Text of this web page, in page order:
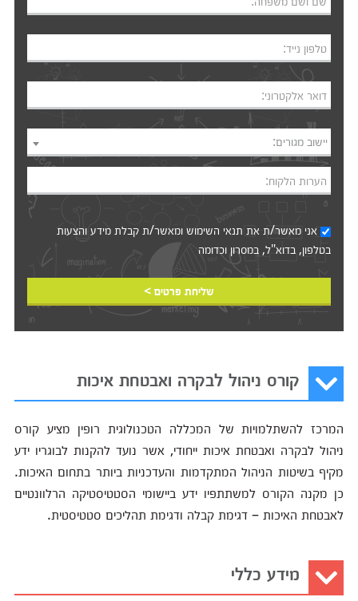
טלפון נייד:
דואר אלקטרוני:
יישוב מגורים:
הערות הלקוח:
אני מאשר/ת את תנאי השימושומאשר/ת קבלת מידע והצעות
בטלפון, בדוא"ל, במסרון וכדומה‎‎
שליחת פרטים >
קורס ניהול לבקרה ואבטחת איכות
המרכז להשתלמויות של המכללה הטכנולוגית רופין מציע קורס
ניהול לבקרה ואבטחת איכות ייחודי, אשר נועד להקנות לבוגריו ידע
מקיף בשיטות הניהול המתקדמות והעדכניות ביותר בתחום האיכות.
כן מקנה הקורס למשתתפיו ידע ביישומי הסטטיסטיקה הרלוונטיים
לאבטחת האיכות – דגימת קבלה ודגימת תהליכים סטטיסטית.
מידע כללי